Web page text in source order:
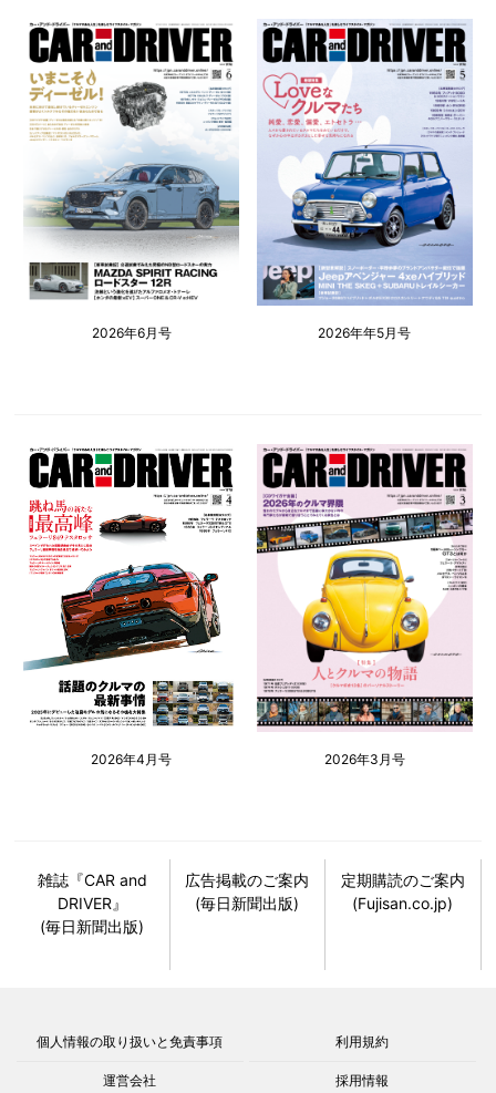
2026年6月号 2026年年5月号
2026年4月号 2026年3月号
雑誌『CAR and
DRIVER』
(毎日新聞出版)
広告掲載のご案内
(毎日新聞出版)
定期購読のご案内
(Fujisan.co.jp)
個人情報の取り扱いと免責事項 利用規約
運営会社 採用情報